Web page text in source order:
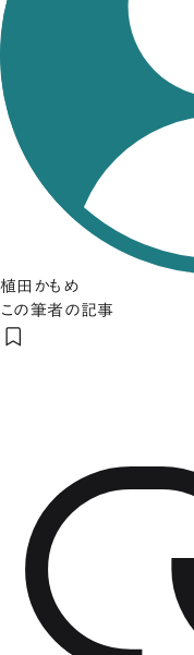
植田かもめ
この筆者の記事